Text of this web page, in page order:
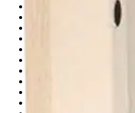
Garmin D2 Mach 1 Pro
Garmin Descent Mk1,
Garmin Enduro sekä